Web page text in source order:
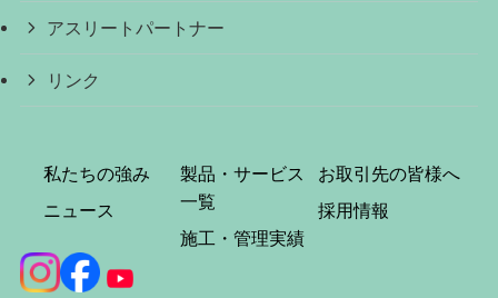
アスリートパートナー
リンク
私たちの強み
ニュース
製品・サービス
一覧
施工・管理実績
お取引先の皆様へ
採用情報